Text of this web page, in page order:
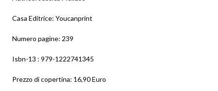
Casa Editrice: Youcanprint
Numero pagine: 239
Isbn-13 ‏: ‎979-1222741345
Prezzo di copertina: 16,90 Euro